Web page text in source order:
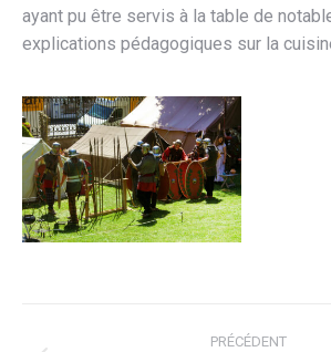
ayant pu être servis à la table de
explications pédagogiques sur la
PRÉCÉDENT